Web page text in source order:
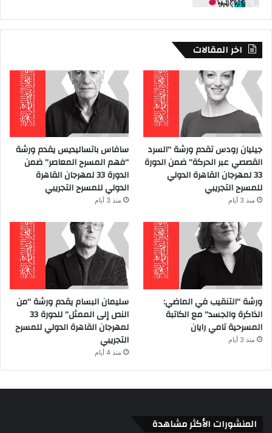
اخر المقالات
جيليان رودس تقدم ورشة “السرد
القصصي عبر الحركة” ضمن الدورة
33 لمهرجان القاهرة الدولي
للمسرح التجريبي
منذ 3 أيام
سافاس باتساليديس يقدم ورشة
“فهم المسرح المعاصر” ضمن
الدورة 33 لمهرجان القاهرة
الدولي للمسرح التجريبي
منذ 3 أيام
ورشة “التنقيب في الماضي:
الذاكرة والجسد” مع الكاتبة
المسرحية تامي رايان
منذ 3 أيام
سليمان البسام يقدم ورشة “من
النص إلى الممثل” للدورة 33
لمهرجان القاهرة الدولي للمسرح
التجريبي
منذ 4 أيام
المنشورات الأكثر مشاهدة